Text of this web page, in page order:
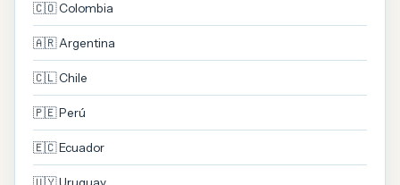
🇨🇴 Colombia
🇦🇷 Argentina
🇨🇱 Chile
🇵🇪 Perú
🇪🇨 Ecuador